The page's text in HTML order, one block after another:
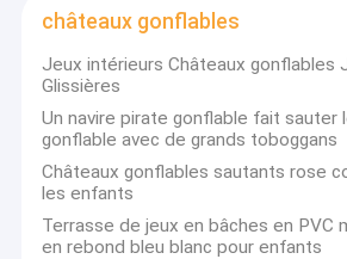
châteaux gonflables
Jeux intérieurs Châteaux gonflables
Glissières
Un navire pirate gonflable fait sauter
gonflable avec de grands toboggans
Châteaux gonflables sautants rose
les enfants
Terrasse de jeux en bâches en PVC
en rebond bleu blanc pour enfants